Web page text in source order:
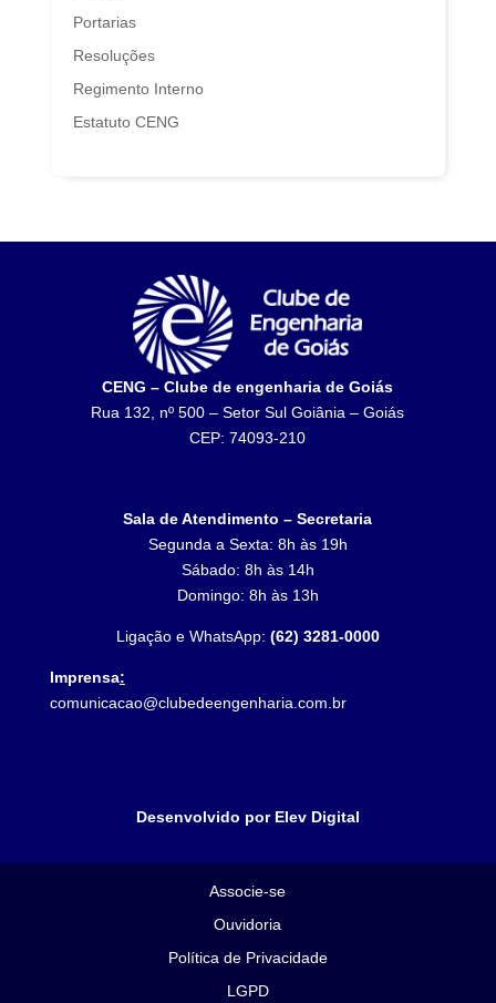
Portarias
Resoluções
Regimento Interno
Estatuto CENG
CENG – Clube de engenharia de Goiás
Rua 132, nº 500 – Setor Sul Goiânia – Goiás
CEP: 74093-210
Sala de Atendimento – Secretaria
Segunda a Sexta: 8h às 19h
Sábado: 8h às 14h
Domingo: 8h às 13h
Ligação e WhatsApp: (62) 3281-0000
Imprensa:
comunicacao@clubedeengenharia.com.br
Desenvolvido por Elev Digital
Associe-se
Ouvidoria
Política de Privacidade
LGPD